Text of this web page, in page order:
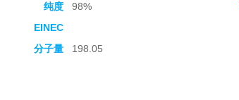
纯度
98%
EINEC
分子量
198.05